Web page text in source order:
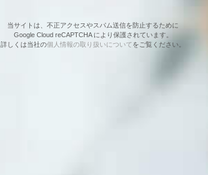
当サイトは、不正アクセスやスパム送信を防止するために
Google Cloud reCAPTCHA により保護されています。
詳しくは当社の個人情報の取り扱いについてをご覧ください。